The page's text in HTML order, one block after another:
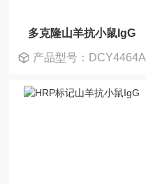
多克隆山羊抗小鼠IgG
产品型号：DCY4464A